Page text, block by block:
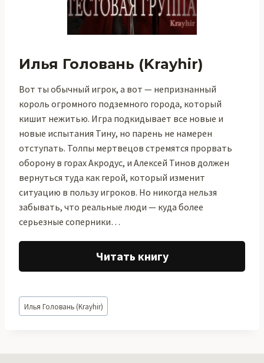
Илья Головань (Krayhir)
Вот ты обычный игрок, а вот — непризнанный
король огромного подземного города, который
кишит нежитью. Игра подкидывает все новые и
новые испытания Тину, но парень не намерен
отступать. Толпы мертвецов стремятся прорвать
оборону в горах Акродус, и Алексей Тинов должен
вернуться туда как герой, который изменит
ситуацию в пользу игроков. Но никогда нельзя
забывать, что реальные люди — куда более
серьезные соперники…
Читать книгу
Метки
записи:
Илья Головань (Krayhir)